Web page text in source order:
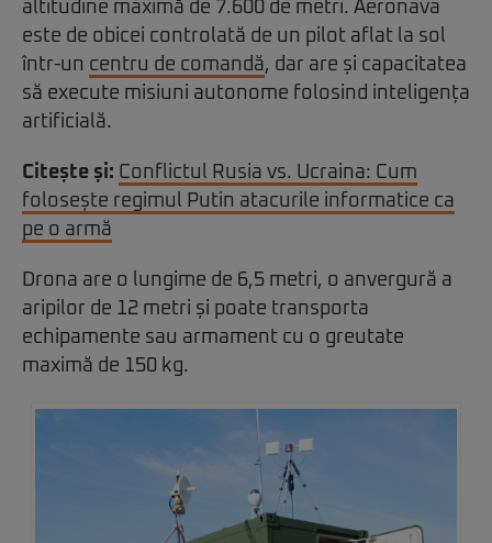
altitudine maximă de 7.600 de metri. Aeronava
este de obicei controlată de un pilot aflat la sol
într-un centru de comandă, dar are și capacitatea
să execute misiuni autonome folosind inteligența
artificială.
Citește și: Conflictul Rusia vs. Ucraina: Cum
folosește regimul Putin atacurile informatice ca
pe o armă
Drona are o lungime de 6,5 metri, o anvergură a
aripilor de 12 metri și poate transporta
echipamente sau armament cu o greutate
maximă de 150 kg.